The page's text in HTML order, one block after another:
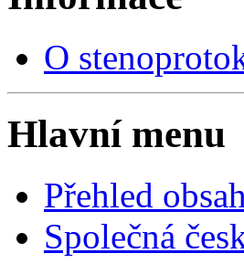
O
Hlavní menu
Přehled
Společná